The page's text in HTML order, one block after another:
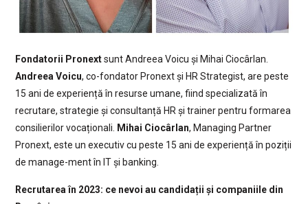
Fondatorii Pronextsunt Andreea Voicu și Mihai Ciocârlan.
Andreea Voicu, co-fondator Pronext și HR Strategist, are peste
15 ani de experiență în resurse umane, fiind specializată în
recrutare, strategie și consultanță HR și trainer pentru formarea
consilierilor vocaționali.
Mihai Ciocârlan, Managing Partner
Pronext, este un executiv cu peste 15 ani de experiență în poziții
de manage-ment în IT și banking.
Recrutarea în 2023: ce nevoi au candidații și companiile din